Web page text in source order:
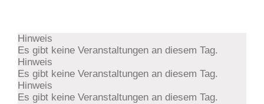
Hinweis
Es gibt keine Veranstaltungen an diesem Tag.
Hinweis
Es gibt keine Veranstaltungen an diesem Tag.
Hinweis
Es gibt keine Veranstaltungen an diesem Tag.